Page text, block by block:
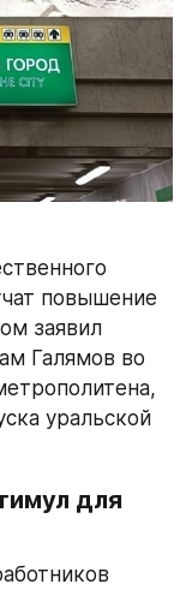
повышение
заявил
Галямов во
уральской
для